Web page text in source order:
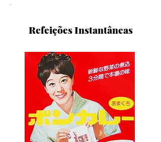
Refeições Instantâneas